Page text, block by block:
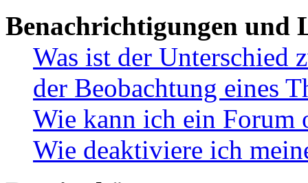
Benachrichtigungen und
Was ist der Unterschied
der Beobachtung eines
Wie kann ich ein Forum
Wie deaktiviere ich